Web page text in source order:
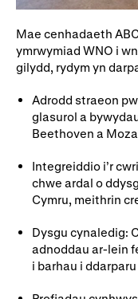
Mae cenhadaeth
ymrwymiad WNO i
gilydd, rydym yn
Adrodd straeon
glasurol a
Beethoven a
Integreiddio i’r
chwe ardal o
Cymru, meithrin
Dysgu cynaledig:
adnoddau ar-lein
i barhau i